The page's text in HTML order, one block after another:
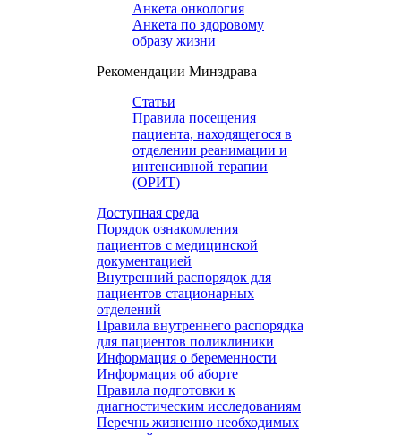
Анкета онкология
Анкета по здоровому
образу жизни
Рекомендации Минздрава
Статьи
Правила посещения
пациента, находящегося в
отделении реанимации и
интенсивной терапии
(ОРИТ)
Доступная среда
Порядок ознакомления
пациентов с медицинской
документацией
Внутренний распорядок для
пациентов стационарных
отделений
Правила внутреннего распорядка
для пациентов поликлиники
Информация о беременности
Информация об аборте
Правила подготовки к
диагностическим исследованиям
Перечнь жизненно необходимых